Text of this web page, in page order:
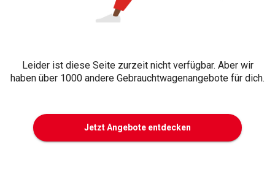
Leider ist diese Seite zurzeit nicht verfügbar. Aber wir
haben über 1000 andere Gebrauchtwagenangebote für dich.
Jetzt Angebote entdecken